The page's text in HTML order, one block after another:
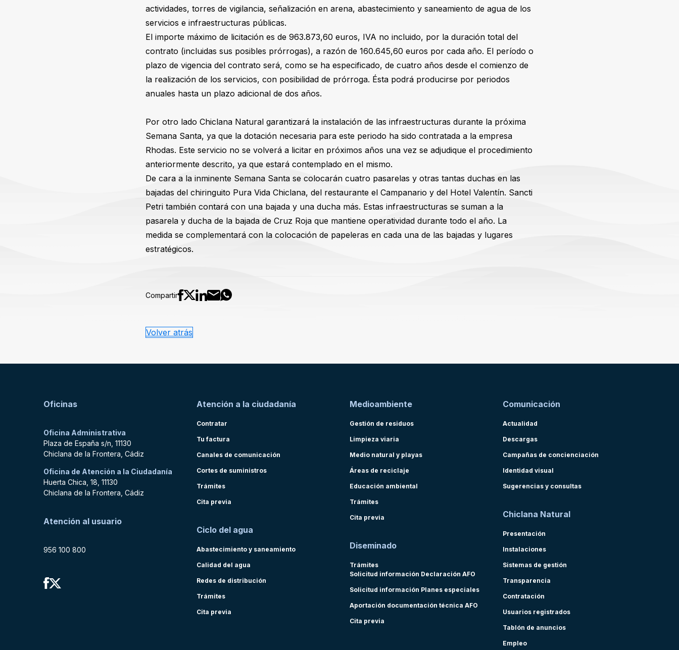
actividades, torres de vigilancia, señalización en arena, abastecimiento y saneamiento de agua de los
servicios e infraestructuras públicas.
El importe máximo de licitación es de 963.873,60 euros, IVA no incluido, por la duración total del
contrato (incluidas sus posibles prórrogas), a razón de 160.645,60 euros por cada año. El período o
plazo de vigencia del contrato será, como se ha especificado, de cuatro años desde el comienzo de
la realización de los servicios, con posibilidad de prórroga. Ésta podrá producirse por periodos
anuales hasta un plazo adicional de dos años.
Por otro lado Chiclana Natural garantizará la instalación de las infraestructuras durante la próxima
Semana Santa, ya que la dotación necesaria para este periodo ha sido contratada a la empresa
Rhodas. Este servicio no se volverá a licitar en próximos años una vez se adjudique el procedimiento
anteriormente descrito, ya que estará contemplado en el mismo.
De cara a la inminente Semana Santa se colocarán cuatro pasarelas y otras tantas duchas en las
bajadas del chiringuito Pura Vida Chiclana, del restaurante el Campanario y del Hotel Valentín. Sancti
Petri también contará con una bajada y una ducha más. Estas infraestructuras se suman a la
pasarela y ducha de la bajada de Cruz Roja que mantiene operatividad durante todo el año. La
medida se complementará con la colocación de papeleras en cada una de las bajadas y lugares
estratégicos.
Compartir
Volver atrás
Oficinas
Oficina Administrativa
Plaza de España s/n, 11130
Chiclana de la Frontera, Cádiz
Oficina de Atención a la Ciudadanía
Huerta Chica, 18, 11130
Chiclana de la Frontera, Cádiz
Atención al usuario
956 100 800
Atención a la ciudadanía
Contratar
Tu factura
Canales de comunicación
Cortes de suministros
Trámites
Cita previa
Ciclo del agua
Abastecimiento y saneamiento
Calidad del agua
Redes de distribución
Trámites
Cita previa
Medioambiente
Gestión de residuos
Limpieza viaria
Medio natural y playas
Áreas de reciclaje
Educación ambiental
Trámites
Cita previa
Diseminado
Trámites
Solicitud información Declaración AFO
Solicitud información Planes especiales
Aportación documentación técnica AFO
Cita previa
Comunicación
Actualidad
Descargas
Campañas de concienciación
Identidad visual
Sugerencias y consultas
Chiclana Natural
Presentación
Instalaciones
Sistemas de gestión
Transparencia
Contratación
Usuarios registrados
Tablón de anuncios
Empleo